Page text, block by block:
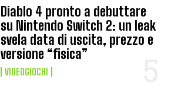
Diablo 4 pronto a debuttare
su Nintendo Switch 2: un leak
svela data di uscita, prezzo e
versione “fisica”
VIDEOGIOCHI